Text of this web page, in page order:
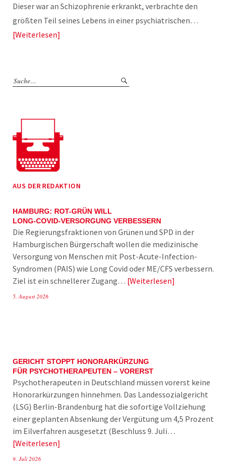
Dieser war an Schizophrenie erkrankt, verbrachte den
größten Teil seines Lebens in einer psychiatrischen…
Weiterlesen
AUS DER REDAKTION
HAMBURG: ROT-GRÜN WILL
LONG-COVID-VERSORGUNG VERBESSERN
Die Regierungsfraktionen von Grünen und SPD in der
Hamburgischen Bürgerschaft wollen die medizinische
Versorgung von Menschen mit Post-Acute-Infection-
Syndromen (PAIS) wie Long Covid oder ME/CFS verbessern.
Ziel ist ein schnellerer Zugang… Weiterlesen
5. August 2026
GERICHT STOPPT HONORARKÜRZUNG
FÜR PSYCHOTHERAPEUTEN – VORERST
Psychotherapeuten in Deutschland müssen vorerst keine
Honorarkürzungen hinnehmen. Das Landessozialgericht
(LSG) Berlin-Brandenburg hat die sofortige Vollziehung
einer geplanten Absenkung der Vergütung um 4,5 Prozent
im Eilverfahren ausgesetzt (Beschluss 9. Juli…
Weiterlesen
9. Juli 2026